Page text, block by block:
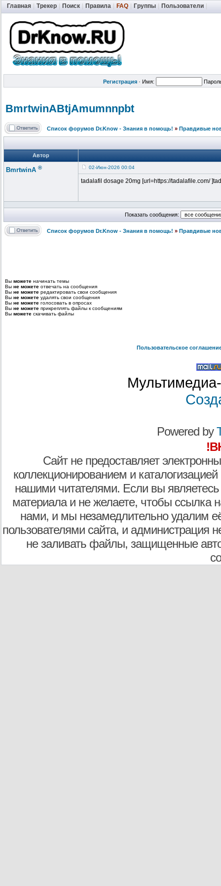
Главная Трекер Поиск Правила FAQ Группы Пользователи
Регистрация · Имя:
BmrtwinABtjAmumnnpbt
Список форумов Dr.Know - Знания в помощь! » Правдивые
Автор
BmrtwinA ® 02-Июн-2026 00:04
tadalafil dosage 20mg [url=https://tadalafile.com/
Показать сообщения:
Список форумов Dr.Know - Знания в помощь! » Правдивые
Вы можете начинать темы
Вы не можете отвечать на сообщения
Вы не можете редактировать свои сообщения
Вы не можете удалять свои сообщения
Вы не можете голосовать в опросах
Вы не можете прикреплять файлы к сообщениям
Вы можете скачивать файлы
Пользовательское
Powered by
Сайт не предоставляет
коллекционированием и
нашими читателями. Если вы являетесь
материала и не желаете, чтобы ссылка
нами, и мы незамедлительно удалим
пользователями сайта, и администрация
не заливать файлы, защищенные